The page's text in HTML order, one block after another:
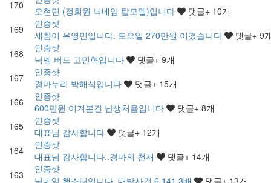
170
오현민 (정회원 닉네임 탑모델)입니다
댓글+ 10개
169
인증샷
새참이 유영민입니다. 토요일 270만원 이겼습니다
댓글+ 9
168
인증샷
닉넴 버드 고민혁입니다
댓글+ 9개
167
인증샷
경마누리 박해식입니다
댓글+ 15개
166
인증샷
600만원 이겨본건 난생처음입니다
댓글+ 8개
165
인증샷
대표님 감사합니다
댓글+ 12개
164
인증샷
대표님 감사합니다..경마의 천재
댓글+ 14개
163
인증샷
닉네임 햄스터입니다. 대박사건 6,141.3배
댓글+ 13개